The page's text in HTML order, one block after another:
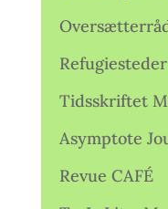
Tidsskriftet
Asymptote
Revue CAFÉ